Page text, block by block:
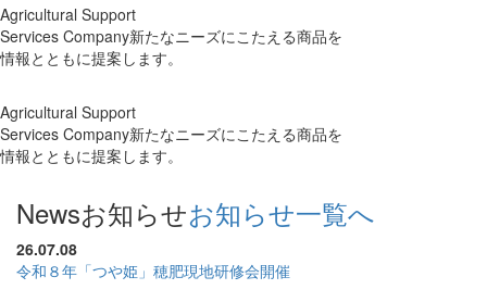
Agricultural Support
Services Company新たなニーズにこたえる商品を
情報とともに提案します。
Agricultural Support
Services Company新たなニーズにこたえる商品を
情報とともに提案します。
Newsお知らせお知らせ一覧へ
26.07.08
令和８年「つや姫」穂肥現地研修会開催